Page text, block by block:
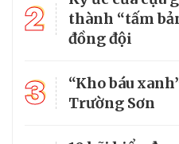
2
thành “tấm
đồng đội
3
“Kho báu
Trường Sơn